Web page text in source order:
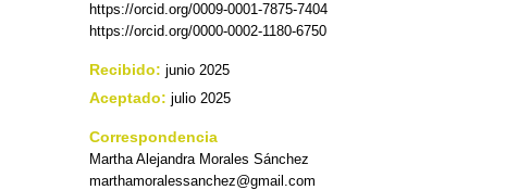
https://orcid.org/0009-0001-7875-7404
https://orcid.org/0000-0002-1180-6750
Recibido: junio 2025
Aceptado: julio 2025
Correspondencia
Martha Alejandra Morales Sánchez
marthamoralessanchez@gmail.com